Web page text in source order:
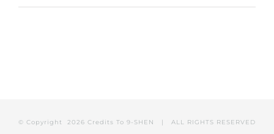
© Copyright 2026 Credits To 9-SHEN | ALL RIGHTS RESERVED